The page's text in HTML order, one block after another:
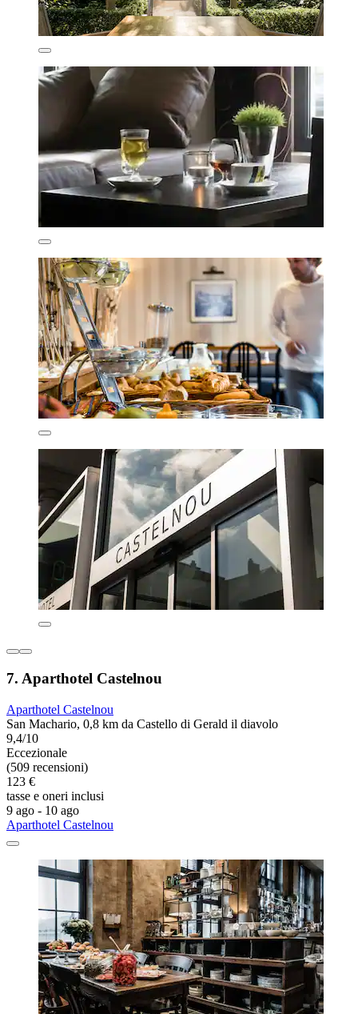
7. Aparthotel Castelnou
Aparthotel Castelnou
San Machario, 0,8 km da Castello di Gerald il diavolo
9,4/10
Eccezionale
(509 recensioni)
123 €
tasse e oneri inclusi
9 ago - 10 ago
Aparthotel Castelnou